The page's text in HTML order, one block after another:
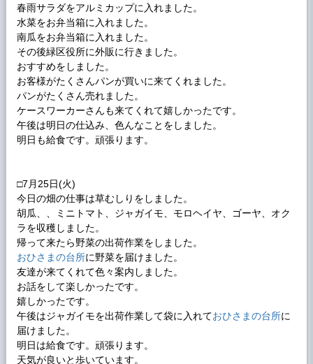
春雨サラダをアルミカップに入れました。
水菜をお弁当箱に入れました。
南瓜をお弁当箱に入れました。
その後緑区役所に外販に行きました。
おすすめをしました。
お客様がたくさんパンが買いに来てくれました。
パンがたくさん売れました。
ケースワーカーさんも来てくれて嬉しかったです。
午後は明日の仕込み、色んなことをしました。
明日も給食です。頑張ります。
□7月25日(火)
今日の畑の仕事は草むしりをしました。
胡瓜、、ミニトマト、ジャガイモ、モロヘイヤ、ゴーヤ、オク
ラを収穫しました。
帰って来たら野菜の出荷作業をしました。
おひさまの台所に野菜を届けました。
友達が来てくれて色々案内しました。
お話をして楽しかったです。
嬉しかったです。
午後はジャガイモを出荷作業して袋に入れておひさまの台所に
届けました。
明日は給食です。頑張ります。
天気が良いと歩いています。